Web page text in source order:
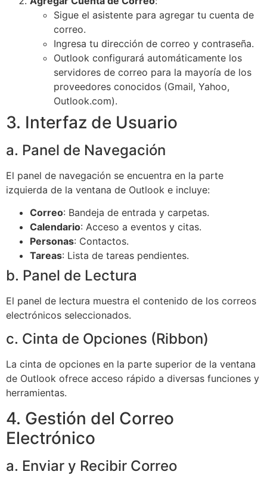
Sigue el asistente para agregar tu cuenta de
correo.
Ingresa tu dirección de correo y contraseña.
Outlook configurará automáticamente los
servidores de correo para la mayoría de los
proveedores conocidos (Gmail, Yahoo,
Outlook.com).
3. Interfaz de Usuario
a. Panel de Navegación
El panel de navegación se encuentra en la parte
izquierda de la ventana de Outlook e incluye:
Correo: Bandeja de entrada y carpetas.
Calendario: Acceso a eventos y citas.
Personas: Contactos.
Tareas: Lista de tareas pendientes.
b. Panel de Lectura
El panel de lectura muestra el contenido de los correos
electrónicos seleccionados.
c. Cinta de Opciones (Ribbon)
La cinta de opciones en la parte superior de la ventana
de Outlook ofrece acceso rápido a diversas funciones y
herramientas.
4. Gestión del Correo
Electrónico
a. Enviar y Recibir Correo